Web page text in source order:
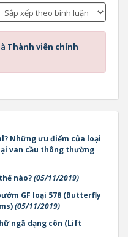
Thành viên chính
Những ưu điểm của loại
van cầu thông thường
nào?(05/11/2019)
GF loại 578 (Butterfly
(05/11/2019)
ngã dạng côn (Lift